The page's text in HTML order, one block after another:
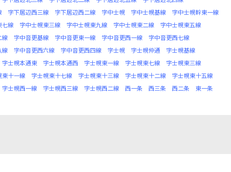
字下居辺西三線 字下居辺西二線 字中士幌 字中士幌基線
字中士幌幹東一線
七線 字中士幌東三線 字中士幌東九線 字中士幌東二線
字中士幌東五線
線 字中音更基線 字中音更東一線 字中音更西一線
字中音更西七線
線 字中音更西六線 字中音更西四線 字士幌 字士幌仲通
字士幌基線
字士幌本通東 字士幌本通西 字士幌東一線 字士幌東七線
字士幌東三線
東十一線 字士幌東十七線 字士幌東十三線 字士幌東十二線
字士幌東十五線
字士幌西一線 字士幌西三線 字士幌西二線 西一条 西三条 西二条
東一条